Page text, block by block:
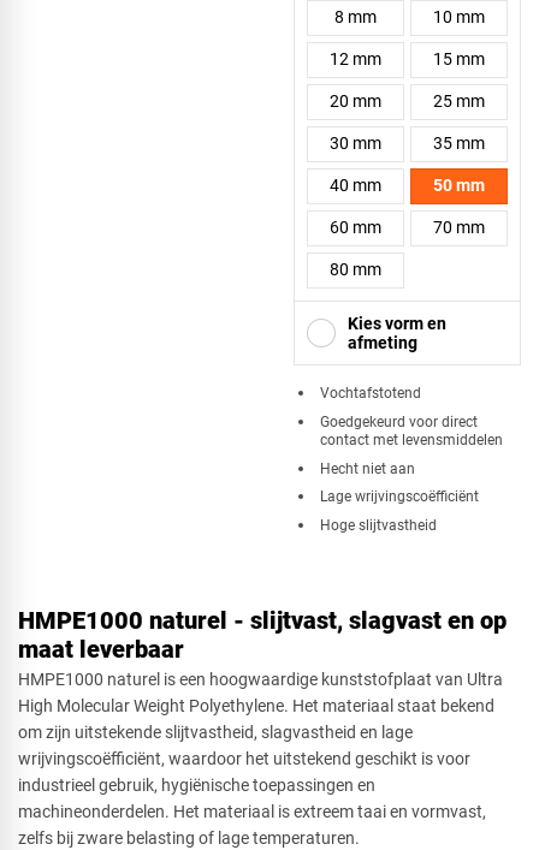
8 mm 10 mm
12 mm 15 mm
20 mm 25 mm
30 mm 35 mm
40 mm 50 mm
60 mm 70 mm
80 mm
Kies vorm en
afmeting
Vierkant
Ovaal
​Vochtafstotend
Goedgekeurd voor direct
contact met levensmiddelen
Hecht niet aan
Lage wrijvingscoëfficiënt
Hoge slijtvastheid
HMPE1000 naturel - slijtvast, slagvast en op
maat leverbaar
HMPE1000 naturel is een hoogwaardige kunststofplaat van Ultra
High Molecular Weight Polyethylene. Het materiaal staat bekend
om zijn uitstekende slijtvastheid, slagvastheid en lage
wrijvingscoëfficiënt, waardoor het uitstekend geschikt is voor
industrieel gebruik, hygiënische toepassingen en
machineonderdelen. Het materiaal is extreem taai en vormvast,
zelfs bij zware belasting of lage temperaturen.